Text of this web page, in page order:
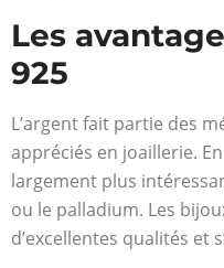
Les
925
L’argent fait partie des
appréciés en joaillerie.
largement plus
ou le palladium. Les
d’excellentes qualités et